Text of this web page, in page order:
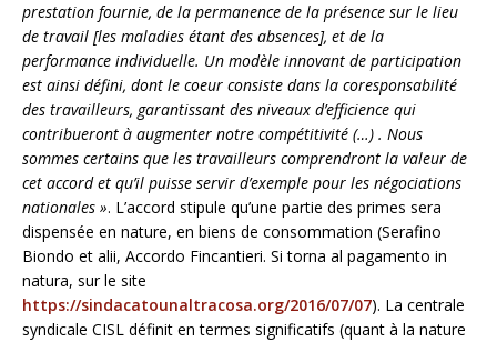
prestation fournie, de la permanence de la présence sur le lieu
de travail [les maladies étant des absences], et de la
performance individuelle. Un modèle innovant de participation
est ainsi défini, dont le coeur consiste dans la coresponsabilité
des travailleurs, garantissant des niveaux d’efficience qui
contribueront à augmenter notre compétitivité (…) . Nous
sommes certains que les travailleurs comprendront la valeur de
cet accord et qu’il puisse servir d’exemple pour les négociations
nationales ». L’accord stipule qu’une partie des primes sera
dispensée en nature, en biens de consommation (Serafino
Biondo et alii, Accordo Fincantieri. Si torna al pagamento in
natura, sur le site
https://sindacatounaltracosa.org/2016/07/07). La centrale
syndicale CISL définit en termes significatifs (quant à la nature